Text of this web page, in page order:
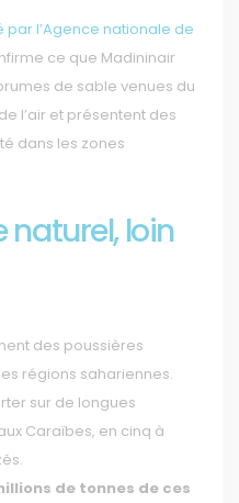
l’Agence nationale de
ce que Madininair
de sable venues du
l’air et présentent des
dans les zones
naturel, loin
des poussières
régions sahariennes.
sur de longues
Caraïbes, en cinq à
de tonnes de ces